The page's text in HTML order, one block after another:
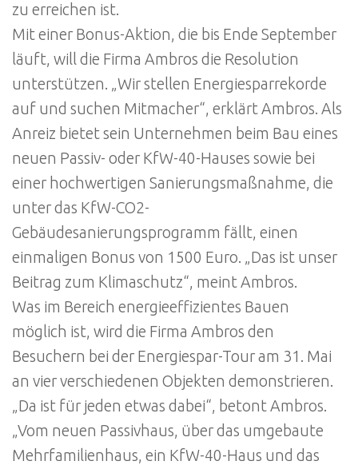
zu erreichen ist.
Mit einer Bonus-Aktion, die bis Ende September
läuft, will die Firma Ambros die Resolution
unterstützen. „Wir stellen Energiesparrekorde
auf und suchen Mitmacher“, erklärt Ambros. Als
Anreiz bietet sein Unternehmen beim Bau eines
neuen Passiv- oder KfW-40-Hauses sowie bei
einer hochwertigen Sanierungsmaßnahme, die
unter das KfW-CO2-
Gebäudesanierungsprogramm fällt, einen
einmaligen Bonus von 1500 Euro. „Das ist unser
Beitrag zum Klimaschutz“, meint Ambros.
Was im Bereich energieeffizientes Bauen
möglich ist, wird die Firma Ambros den
Besuchern bei der Energiespar-Tour am 31. Mai
an vier verschiedenen Objekten demonstrieren.
„Da ist für jeden etwas dabei“, betont Ambros.
„Vom neuen Passivhaus, über das umgebaute
Mehrfamilienhaus, ein KfW-40-Haus und das